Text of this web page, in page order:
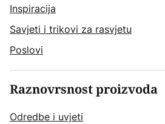
Inspiracija
Savjeti i trikovi za rasvjetu
Poslovi
Raznovrsnost proizvoda
Odredbe i uvjeti